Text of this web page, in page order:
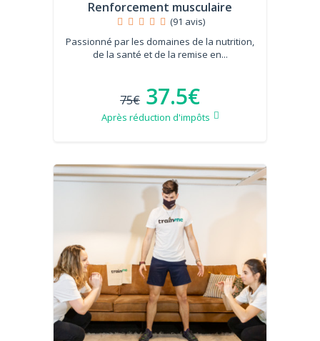
Renforcement musculaire
(91 avis)
Passionné par les domaines de la nutrition,
de la santé et de la remise en...
75€ 37.5€
Après réduction d'impôts